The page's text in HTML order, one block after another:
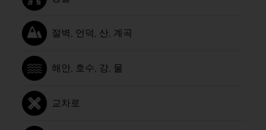
절벽, 언덕, 산, 계곡
해안, 호수, 강, 물
교차로